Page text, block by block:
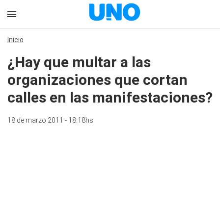
Inicio
¿Hay que multar a las
organizaciones que cortan
calles en las manifestaciones?
18 de marzo 2011 - 18:18hs